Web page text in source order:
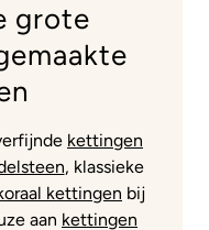
grote
kettingen
, klassieke
kettingen bij
aan kettingen